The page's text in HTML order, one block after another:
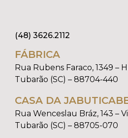
(48) 3626.2112
FÁBRICA
Rua Rubens Faraco, 1349 –
Tubarão (SC) – 88704-440
CASA DA
Rua Wenceslau Bráz, 143 –
Tubarão (SC) – 88705-070